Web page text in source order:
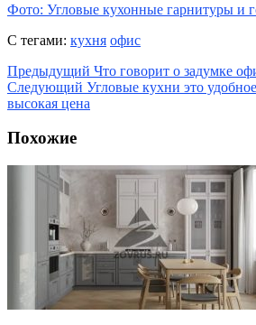
Фото: Угловые кухонные гарнитуры и
С тегами: кухня офис
Предыдущий Что говорит о задумке
Следующий Угловые кухни это
высокая цена
Похожие